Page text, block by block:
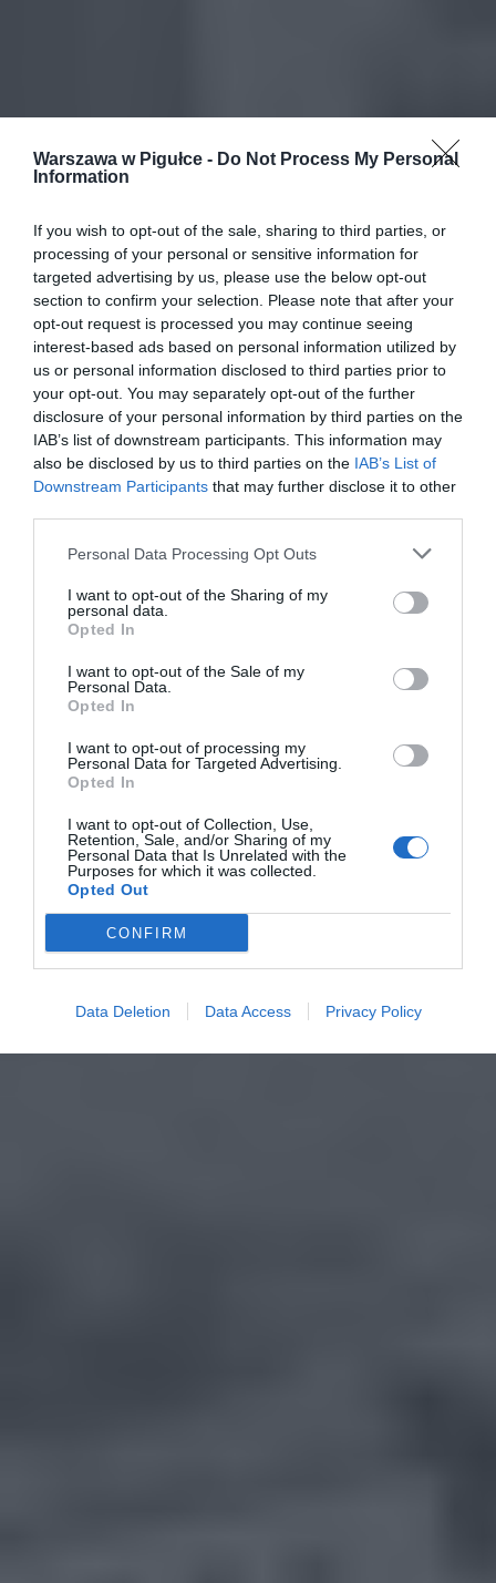
Warszawa w Pigułce - Do Not Process My Personal
Information
If you wish to opt-out of the sale, sharing to third parties, or
processing of your personal or sensitive information for
targeted advertising by us, please use the below opt-out
section to confirm your selection. Please note that after your
opt-out request is processed you may continue seeing
interest-based ads based on personal information utilized by
us or personal information disclosed to third parties prior to
your opt-out. You may separately opt-out of the further
disclosure of your personal information by third parties on the
IAB’s list of downstream participants. This information may
also be disclosed by us to third parties on the IAB’s List of
Downstream Participants that may further disclose it to other
Personal Data Processing Opt Outs
I want to opt-out of the Sharing of my
personal data.
Opted In
I want to opt-out of the Sale of my
Personal Data.
Opted In
I want to opt-out of processing my
Personal Data for Targeted Advertising.
Opted In
I want to opt-out of Collection, Use,
Retention, Sale, and/or Sharing of my
Personal Data that Is Unrelated with the
Purposes for which it was collected.
Opted Out
CONFIRM
Data Deletion Data Access Privacy Policy